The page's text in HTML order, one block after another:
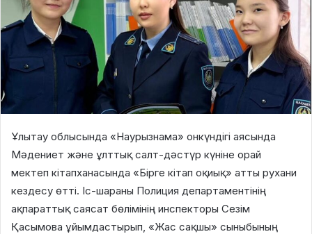
Ұлытау облысында «Наурызнама» онкүндігі аясында
Мәдениет және ұлттық салт-дәстүр күніне орай
мектеп кітапханасында «Бірге кітап оқиық» атты рухани
кездесу өтті. Іс-шараны Полиция департаментінің
ақпараттық саясат бөлімінің инспекторы Сезім
Қасымова ұйымдастырып, «Жас сақшы» сыныбының